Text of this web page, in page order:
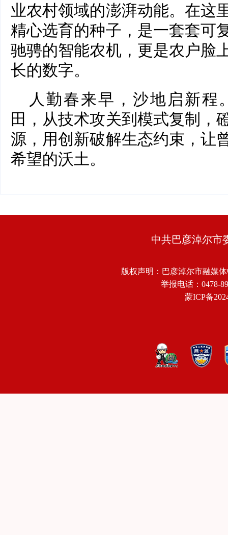
业农村领域的澎湃动能。在这
精心选育的种子，是一套套可
驰骋的智能农机，更是农户脸
长的数字。
人勤春来早，沙地启新程
田，从技术攻关到模式复制，
源，用创新破解生态约束，让
希望的沃土。
中共巴彦淖尔市
版权声明：巴彦淖尔市融媒
举报电话：0478-
蒙ICP备